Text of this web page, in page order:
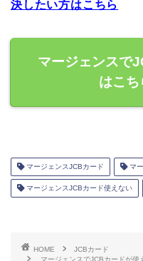
決したい方はこちら
マージェンスで
はこち
マージェンスJCBカード マ
マージェンスJCBカード使えない
HOME
JCBカード
マージェンスでJCBカードが使